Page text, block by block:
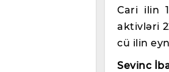
Cari ilin
aktivləri
cü ilin
Sevinc